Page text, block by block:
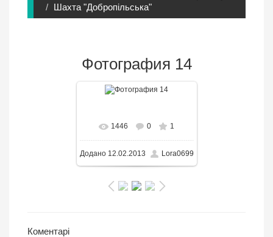
Шахта "Добропільська"
Фотография 14
2000x1500/ 337.4KB
1446 0 1
Додано12.02.2013 Lora0699
Коментарі